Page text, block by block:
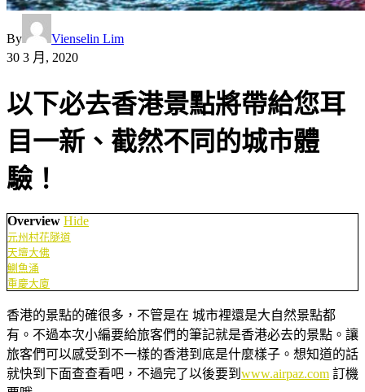
By
Vienselin Lim
30 3 月, 2020
以下必去香港景點將帶給您耳
目一新、截然不同的城市體
驗！
Overview Hide
元州村花隧道
天壇大佛
鰂魚涌
重慶大廈
香港的景點的確很多，不管是在 城市裡還是大自然景點都
有。不過本次小編要給旅客們的筆記就是香港必去的景點。讓
旅客們可以感受到不一樣的香港到底是什麼樣子。想知道的話
就快到下面查查看吧，不過完了以後要到 www.airpaz.com 訂機